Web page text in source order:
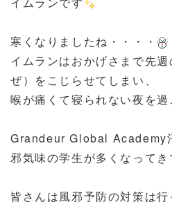
寒くなりましたね・・・・
イムランはおかげさまで先
ぜ）をこじらせてしまい、
喉が痛くて寝られない夜を
Grandeur Global Academy
邪気味の学生が多くなって
皆さんは風邪予防の対策は行